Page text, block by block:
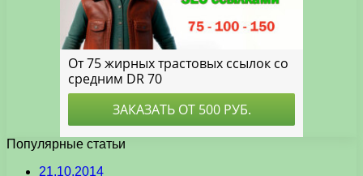
Популярные статьи
21.10.2014